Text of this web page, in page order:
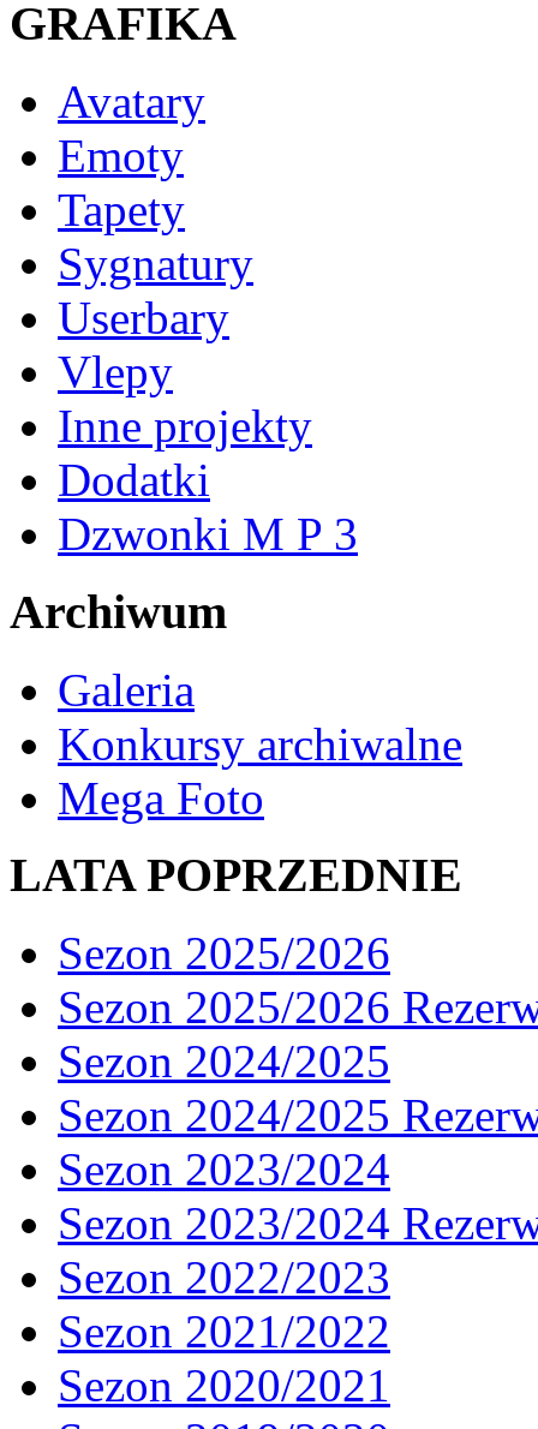
GRAFIKA
Avatary
Emoty
Tapety
Sygnatury
Userbary
Vlepy
Inne projekty
Dodatki
Dzwonki M P 3
Archiwum
Galeria
Konkursy archiwalne
Mega Foto
LATA POPRZEDNIE
Sezon 2025/2026
Sezon 2025/2026
Sezon 2024/2025
Sezon 2024/2025
Sezon 2023/2024
Sezon 2023/2024
Sezon 2022/2023
Sezon 2021/2022
Sezon 2020/2021